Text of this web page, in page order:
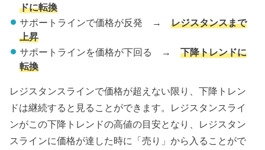
ドに転換
サポートラインで価格が反発 → レジスタンスまで
上昇
サポートラインを価格が下回る → 下降トレンドに
転換
レジスタンスラインで価格が超えない限り、下降トレン
ドは継続すると見ることができます。レジスタンスライ
ンがこの下降トレンドの高値の目安となり、レジスタン
スラインに価格が達した時に「売り」から入ることがで